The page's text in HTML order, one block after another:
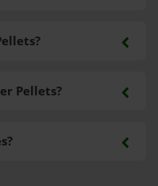
Pellets?